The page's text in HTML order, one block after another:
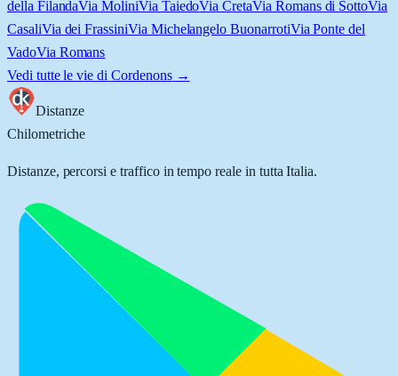
della FilandaVia MoliniVia TaiedoVia CretaVia Romans di SottoVia
CasaliVia dei FrassiniVia Michelangelo BuonarrotiVia Ponte del
VadoVia Romans
Vedi tutte le vie di Cordenons→
Distanze
Chilometriche
Distanze, percorsi e traffico in tempo reale in tutta Italia.